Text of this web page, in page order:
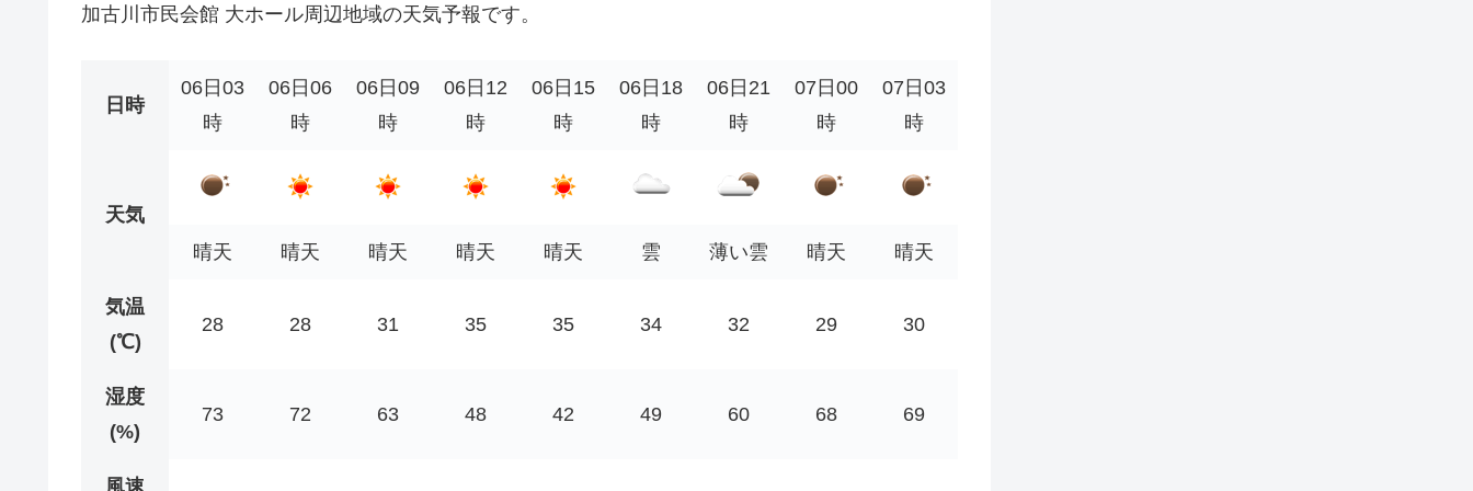
加古川市民会館 大ホール周辺地域の天気予報です。
日時
06日03
時
06日06
時
06日09
時
06日12
時
06日15
時
06日18
時
06日21
時
07日00
時
07日03
時
天気
晴天
晴天 晴天 晴天 晴天 雲 薄い雲 晴天 晴天
気温
(℃)
28 28 31 35 35 34 32 29 30
湿度
(%)
73 72 63 48 42 49 60 68 69
風速